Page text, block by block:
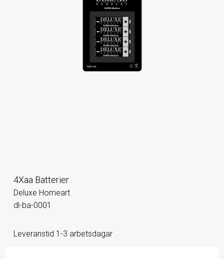
4Xaa Batterier
Deluxe Homeart
dl-ba-0001
Leveranstid 1-3 arbetsdagar